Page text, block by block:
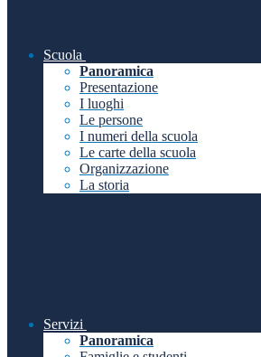
Scuola
Panoramica
Presentazione
I luoghi
Le persone
I numeri della scuola
Le carte della scuola
Organizzazione
La storia
Servizi
Panoramica